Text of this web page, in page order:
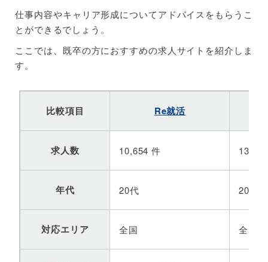
仕事内容やキャリア形成についてアドバイスをもらうこ
とができるでしょう。
ここでは、既卒の方におすすめの求人サイトを紹介しま
す。
比較項目 Re就活
求人数 10,654 件
年代 20代 20代
対応エリア 全国 全国